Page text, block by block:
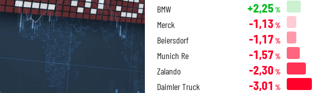
BMW +2,25 %
Merck -1,13 %
Beiersdorf -1,17 %
Munich Re -1,57 %
Zalando -2,30 %
Daimler Truck -3,01 %